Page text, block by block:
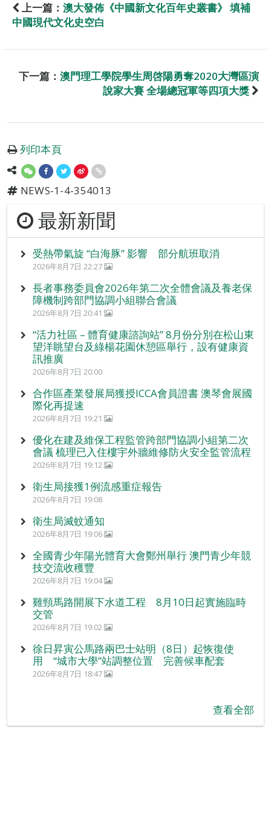
上一篇： 澳大發佈《中國新文化百年史叢書》 填補
中國現代文化史空白
下一篇： 澳門理工學院學生周啓陽勇奪2020大灣區演
說家大賽 全場總冠軍等四項大獎
列印本頁
NEWS-1-4-354013
最新新聞
受熱帶氣旋 “白海豚” 影響 部分航班取消
2026年8月7日 22:27
長者事務委員會2026年第二次全體會議及養老保
障機制跨部門協調小組聯合會議
2026年8月7日 20:41
“活力社區 – 體育健康諮詢站” 8月份分別在松山東
望洋眺望台及綠楊花園休憩區舉行，設有健康資
訊推廣
2026年8月7日 20:00
合作區產業發展局獲授ICCA會員證書 澳琴會展國
際化再提速
2026年8月7日 19:21
優化在建及維保工程監管跨部門協調小組第二次
會議 梳理已入住樓宇外牆維修防火安全監管流程
2026年8月7日 19:12
衛生局接獲1例流感重症報告
2026年8月7日 19:08
衛生局滅蚊通知
2026年8月7日 19:06
全國青少年陽光體育大會鄭州舉行 澳門青少年競
技交流收穫豐
2026年8月7日 19:04
雞頸馬路開展下水道工程 8月10日起實施臨時
交管
2026年8月7日 19:02
徐日昇寅公馬路兩巴士站明（8日）起恢復使
用 “城市大學”站調整位置 完善候車配套
2026年8月7日 18:47
查看全部